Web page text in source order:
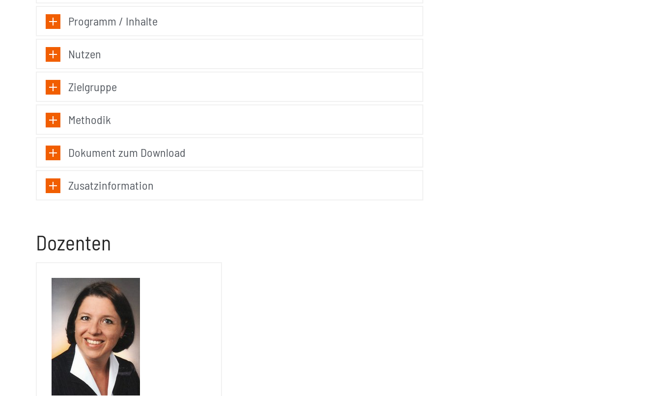
Programm / Inhalte
Nutzen
Zielgruppe
Methodik
Dokument zum Download
Zusatzinformation
Dozenten